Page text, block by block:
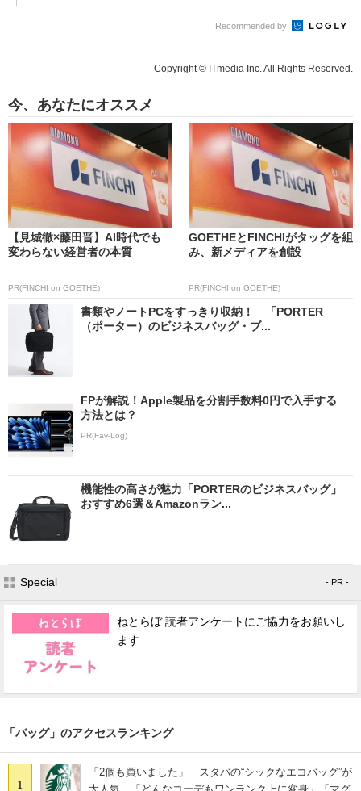
Recommended by
Copyright © ITmedia Inc. All Rights Reserved.
今、あなたにオススメ
【見城徹×藤田晋】AI時代でも
変わらない経営者の本質
PR(FINCHI on GOETHE)
GOETHEとFINCHIがタッグを組
み、新メディアを創設
PR(FINCHI on GOETHE)
書類やノートPCをすっきり収納！ 「PORTER
（ポーター）のビジネスバッグ・ブ...
FPが解説！Apple製品を分割手数料0円で入手する
方法とは？
PR(Fav-Log)
機能性の高さが魅力「PORTERのビジネスバッグ」
おすすめ6選＆Amazonラン...
Special - PR -
ねとらぼ 読者アンケートにご協力をお願いし
ます
「バッグ」のアクセスランキング
1
「2個も買いました」 スタバの“シックなエコバッグ”が